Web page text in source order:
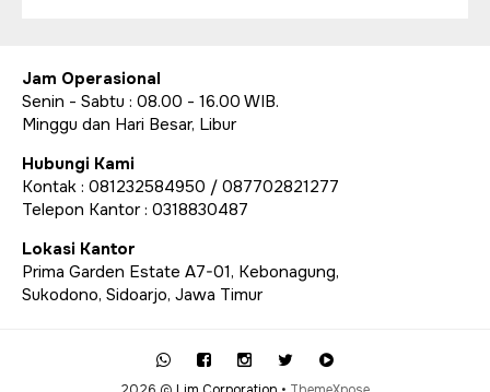
Jam Operasional
Senin - Sabtu : 08.00 - 16.00 WIB.
Minggu dan Hari Besar, Libur
Hubungi Kami
Kontak : 081232584950 / 087702821277
Telepon Kantor : 0318830487
Lokasi Kantor
Prima Garden Estate A7-01, Kebonagung,
Sukodono, Sidoarjo, Jawa Timur